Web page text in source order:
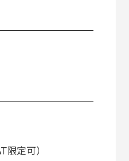
定可）